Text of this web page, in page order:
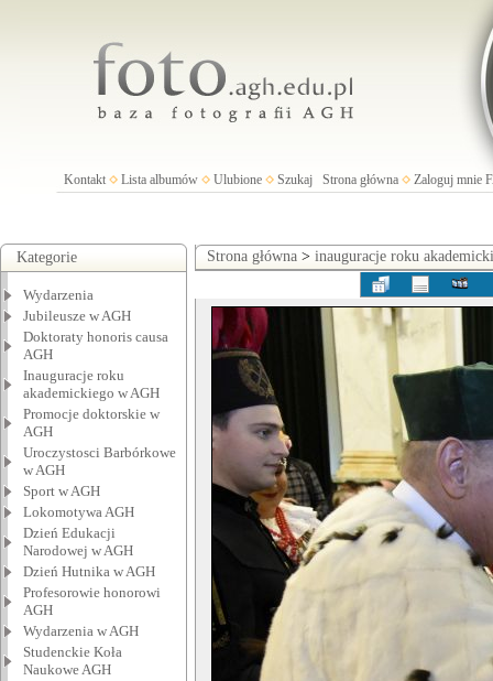
Kontakt Lista albumów Ulubione Szukaj Strona główna Zaloguj mnie
Kategorie
Wydarzenia
Jubileusze w AGH
Doktoraty honoris causa
AGH
Inauguracje roku
akademickiego w AGH
Promocje doktorskie w
AGH
Uroczystosci Barbórkowe
w AGH
Sport w AGH
Lokomotywa AGH
Dzień Edukacji
Narodowej w AGH
Dzień Hutnika w AGH
Profesorowie honorowi
AGH
Wydarzenia w AGH
Studenckie Koła
Naukowe AGH
Strona główna > inauguracje roku